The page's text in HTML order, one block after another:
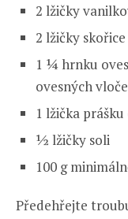
2 lžičky
2 lžičky skořice
1 ¼ hrnku
ovesných
1 lžička
½ lžičky soli
100 g
Předehřejte